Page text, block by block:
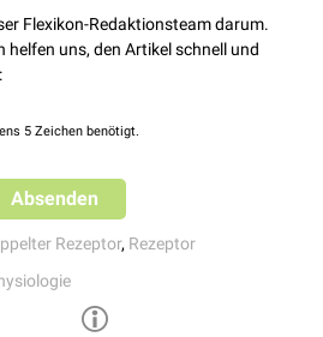
Flexikon-Redaktionsteam darum.
helfen uns, den Artikel schnell und
5 Zeichen benötigt.
Absenden
Rezeptor, Rezeptor